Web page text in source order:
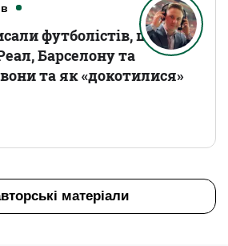
футболістів, що
Барселону та
та як «докотилися»
матеріали